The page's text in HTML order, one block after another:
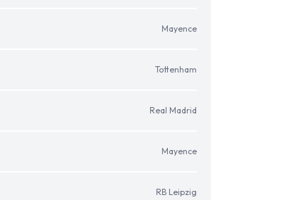
Mayence
Tottenham
Real Madrid
Mayence
RB Leipzig